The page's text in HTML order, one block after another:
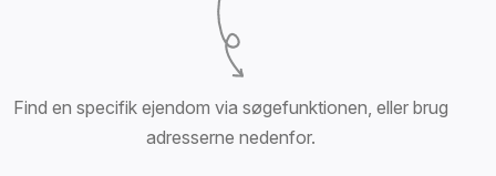
Find en specifik ejendom via søgefunktionen, eller brug
adresserne nedenfor.